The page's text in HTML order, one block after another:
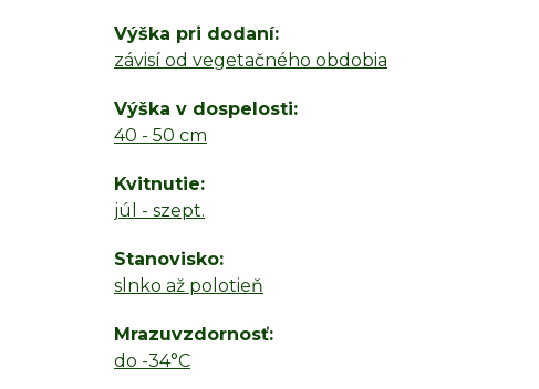
Výška pri dodaní
závisí od vegetačného obdobia
Výška v dospelosti
40 - 50 cm
Kvitnutie
júl - szept.
Stanovisko
slnko až polotieň
Mrazuvzdornosť
do -34°C